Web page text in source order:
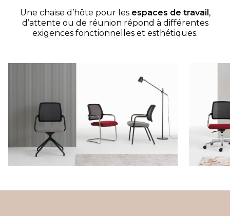
Une chaise d’hôte pour les espaces de travail,
d’attente ou de réunion répond à différentes
exigences fonctionnelles et esthétiques.